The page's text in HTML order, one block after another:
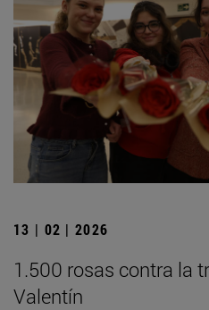
13 | 02 | 2026
1.500 rosas contra la
Valentín